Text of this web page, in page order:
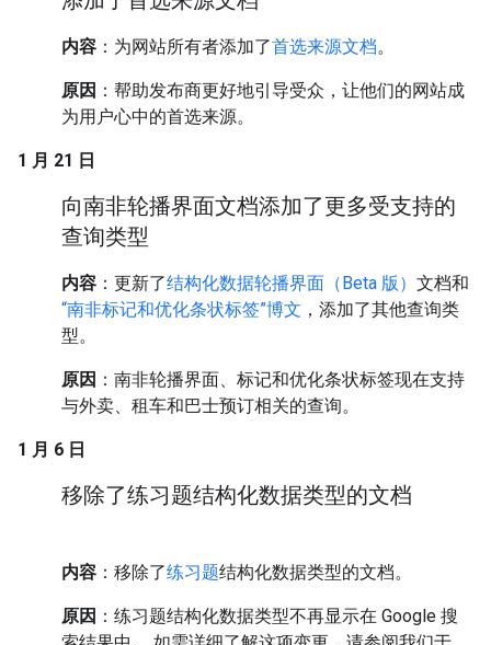
内容 ：为网站所有者添加了首选来源文档。
原因 ：帮助发布商更好地引导受众，让他们的网站成
为用户心中的首选来源。
1 月 21 日
向南非轮播界面文档添加了更多受支持的
查询类型
内容 ：更新了结构化数据轮播界面（Beta 版） 文档和
“南非标记和优化条状标签”博文 ，添加了其他查询类
型。
原因 ：南非轮播界面、标记和优化条状标签现在支持
与外卖、租车和巴士预订相关的查询。
1 月 6 日
移除了练习题结构化数据类型的文档
内容 ：移除了练习题结构化数据类型的文档。
原因 ：练习题结构化数据类型不再显示在 Google 搜